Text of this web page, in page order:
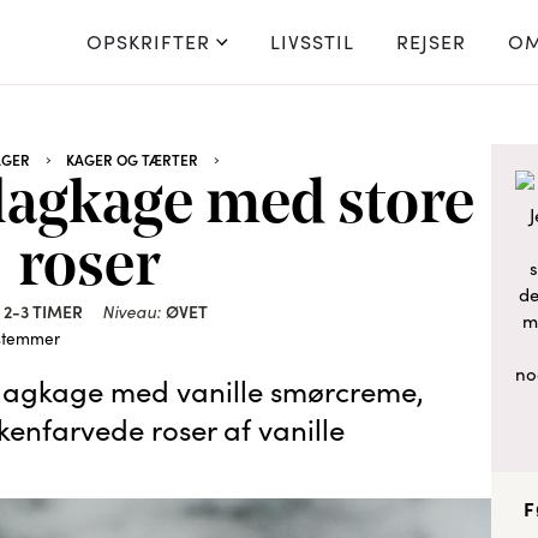
OPSKRIFTER LIVSSTIL REJSER
KAGER OG TÆRTER
med store
roser
2-3 TIMER Niveau: ØVET
med vanille smørcreme,
roser af vanille